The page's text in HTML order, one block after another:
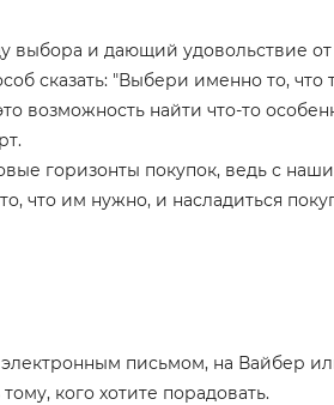
выбора и дающий удовольствие
сказать: "Выбери именно то, что
возможность найти что-то
горизонты покупок, ведь с
что им нужно, и насладиться
письмом, на Вайбер
кого хотите порадовать.